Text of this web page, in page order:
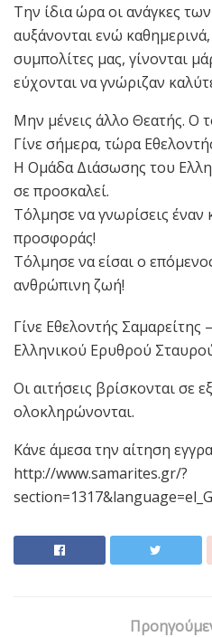
Την ίδια ώρα οι ανάγκες
αυξάνονται ενώ
συμπολίτες μας, γίνονται
εύχονται να γνώριζαν
Μην μένεις άλλο Θεατής. Ο
Γίνε σήμερα, τώρα
Η Ομάδα Διάσωσης του
σε προσκαλεί.
Τόλμησε να γνωρίσεις έναν
προσφοράς!
Τόλμησε να είσαι ο
ανθρώπινη ζωή!
Γίνε Εθελοντής Σαμαρείτης
Ελληνικού Ερυθρού
Οι αιτήσεις βρίσκονται σε
ολοκληρώνονται.
Κάνε άμεσα την αίτηση
http://www.samarites.gr/?